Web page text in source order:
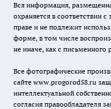
Вся информация,
охраняется в соответствии
праве и не подлежит
форме, в том числе
не иначе, как с письменного
Все фотографические
сайте www.progorod58.ru
интеллектуальной
согласия правообладателя